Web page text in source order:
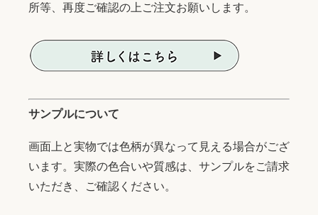
所等、再度ご確認の上ご注文お願いします。
サンプルについて
画面上と実物では色柄が異なって見える場合がござ
います。実際の色合いや質感は、サンプルをご請求
いただき、ご確認ください。